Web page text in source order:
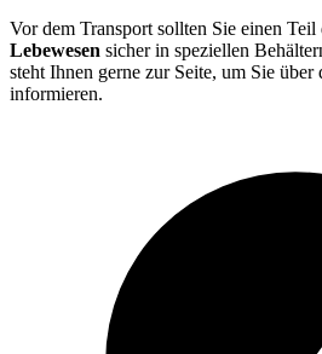
Vor dem Transport sollten Sie einen Teil
Lebewesen sicher in speziellen
steht Ihnen gerne zur Seite, um Sie über
informieren.